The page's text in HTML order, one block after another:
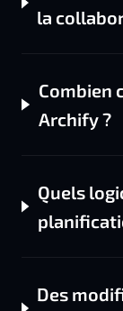
la
Combien
Archify ?
Quels
Des